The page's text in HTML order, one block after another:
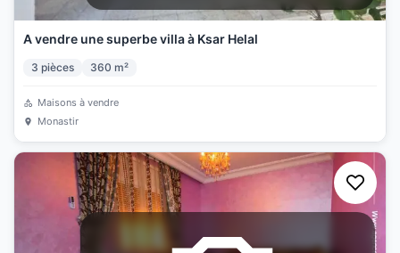
A vendre une superbe villa à Ksar Helal
3 pièces 360 m²
Maisons à vendre
Monastir